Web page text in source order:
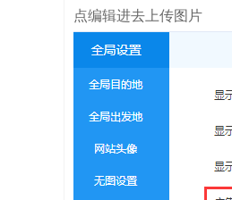
点编辑进去上传图片